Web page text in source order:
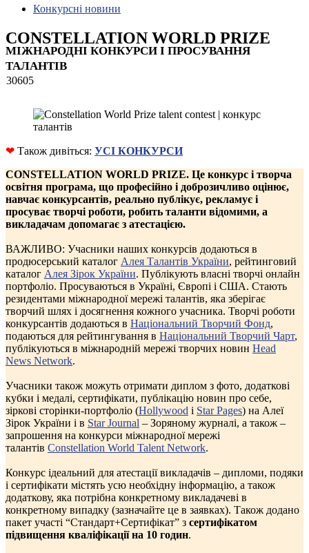
Конкурсні новини
CONSTELLATION WORLD PRIZE
МІЖНАРОДНІ КОНКУРСИ І ПРОСУВАННЯ
ТАЛАНТІВ
30605
❤ Також дивіться: УСІ КОНКУРСИ
CONSTELLATION WORLD PRIZE. Це конкурс і творча
освітня програма, що професійно і доброзичливо оцінює,
навчає конкурсантів, реально публікує, рекламує і
просуває творчі роботи, робить таланти відомими, а
викладачам допомагає з атестацією.
ВАЖЛИВО: Учасники наших конкурсів додаються в
продюсерський каталог Алея Талантів України, рейтинговий
каталог Алея Зірок України. Публікують власні творчі онлайн
портфоліо. Просуваються в Україні, Європі і США. Стають
резидентами міжнародної мережі талантів, яка зберігає
творчий шлях і досягнення кожного учасника. Творчі роботи
конкурсантів додаються в Національний Творчий Фонд,
подаються для рейтингування в Національний Творчий Чарт,
публікуються в міжнародній мережі творчих новин Head
News Network.
Учасники також можуть отримати диплом з фото, додаткові
кубки і медалі, сертифікати, публікацію новин про себе,
зіркові сторінки-портфоліо (Hollywood і Star Pages) на Алеї
Зірок України і в Star Journal – Зоряному журналі, а також –
запрошення на конкурси міжнародної мережі
талантів Constellation World Talent Network.
Конкурс ідеальний для атестації викладачів – дипломи, подяки
і сертифікати містять усю необхідну інформацію, а також
додаткову, яка потрібна конкретному викладачеві в
конкретному випадку (зазначайте це в заявках). Також додано
пакет участі “Стандарт+Сертифікат” з сертифікатом
підвищення кваліфікації на 10 годин.